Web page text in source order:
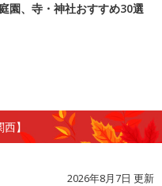
園、寺・神社おすすめ30選
】
2026年8月7日 更新